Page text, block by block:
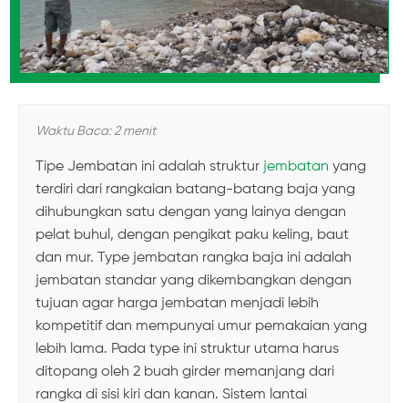
Waktu Baca: 2 menit
Tipe Jembatan ini adalah struktur jembatan yang
terdiri dari rangkaian batang-batang baja yang
dihubungkan satu dengan yang lainya dengan
pelat buhul, dengan pengikat paku keling, baut
dan mur. Type jembatan rangka baja ini adalah
jembatan standar yang dikembangkan dengan
tujuan agar harga jembatan menjadi lebih
kompetitif dan mempunyai umur pemakaian yang
lebih lama. Pada type ini struktur utama harus
ditopang oleh 2 buah girder memanjang dari
rangka di sisi kiri dan kanan. Sistem lantai